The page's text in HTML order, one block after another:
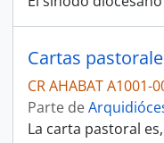
Cartas
CR AHABAT A1001-
Parte de
La carta pastoral